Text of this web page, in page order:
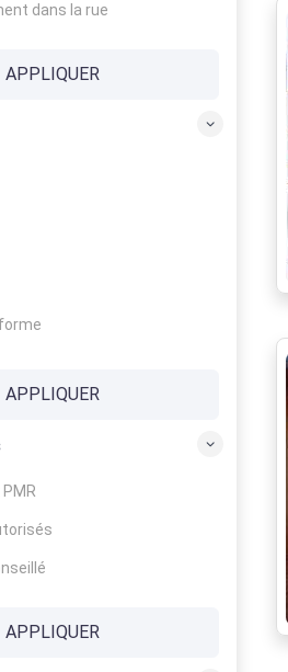
dans la rue
APPLIQUER
APPLIQUER
APPLIQUER